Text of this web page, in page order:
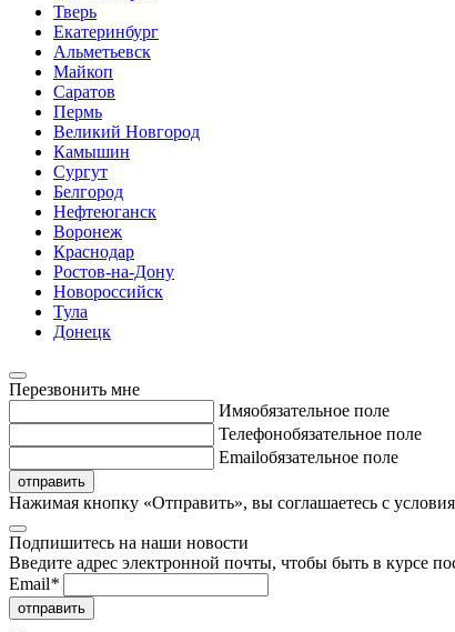
Тверь
Екатеринбург
Альметьевск
Майкоп
Саратов
Пермь
Великий Новгород
Камышин
Сургут
Белгород
Нефтеюганск
Воронеж
Краснодар
Ростов-на-Дону
Новороссийск
Тула
Донецк
Перезвонить мне
Имяобязательное поле
Телефонобязательное поле
Emailобязательное поле
отправить
Нажимая кнопку «Отправить», вы соглашаетесь с
Подпишитесь на наши новости
Введите адрес электронной почты, чтобы быть в курсе
Email*
отправить